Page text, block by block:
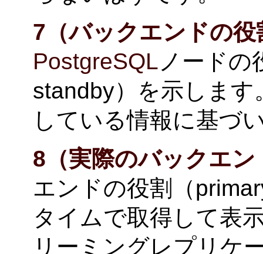
7（バックエンドの役
PostgreSQL ノードの
standby）を示します
している情報に基づ
8（実際のバックエン
エンドの役割（
タイムで取得して表
リーミングレプリケ